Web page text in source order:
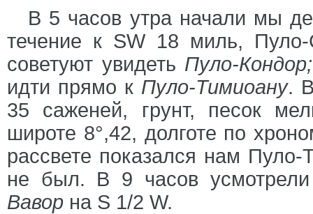
В 5 часов утра начали мы
течение к SW 18 миль,
советуют увидеть Пуло-Кондор;
идти прямо к Пуло-Тимиоану.
35 саженей, грунт, песок
широте 8°,42, долготе по
рассвете показался нам
не был. В 9 часов
Вавор на S 1/2 W.